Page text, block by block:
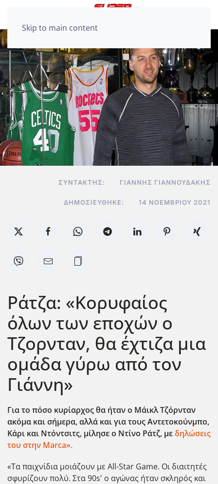
Skip to main content
ΣΥΝΤΆΚΤΗΣ: ΓΙΆΝΝΗΣ ΓΙΑΝΝΟΥΔΆΚΗΣ
ΔΗΜΟΣΙΕΎΘΗΚΕ: 14 ΝΟΕΜΒΡΊΟΥ 2021
Ράτζα: «Κορυφαίος
όλων των εποχών ο
Τζορνταν, θα έχτιζα μια
ομάδα γύρω από τον
Γιάννη»
Για το πόσο κυρίαρχος θα ήταν ο Μάικλ Τζόρνταν
ακόμα και σήμερα, αλλά και για τους Αντετοκούνμπο,
Κάρι και Ντόντσιτς, μίλησε ο Ντίνο Ράτζ, μεδηλώσεις
του στην Marca».
«Τα παιχνίδια μοιάζουν με All-Star Game. Οι διαιτητές
σφυρίζουν πολύ. Στα 90s' ο αγώνας ήταν σκληρός και